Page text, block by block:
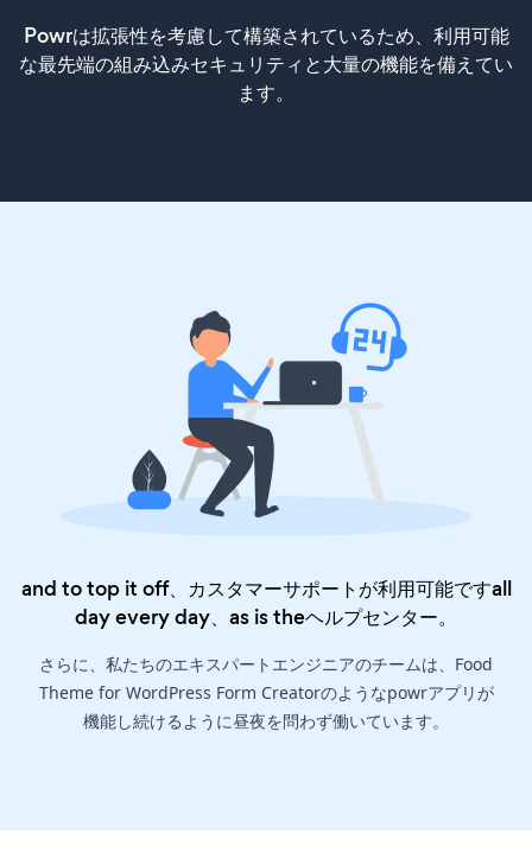
Powrは拡張性を考慮して構築されているため、利用可能
な最先端の組み込みセキュリティと大量の機能を備えてい
ます。
and to top it off、カスタマーサポートが利用可能ですall
day every day、as is theヘルプセンター。
さらに、私たちのエキスパートエンジニアのチームは、Food
Theme for WordPress Form Creatorのようなpowrアプリが
機能し続けるように昼夜を問わず働いています。